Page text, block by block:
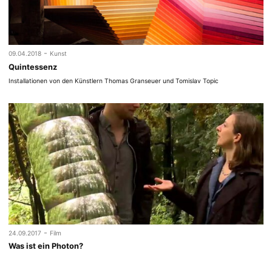
09.04.2018 - Kunst
Quintessenz
Installationen von den Künstlern Thomas Granseuer und Tomislav Topic
24.09.2017 - Film
Was ist ein Photon?